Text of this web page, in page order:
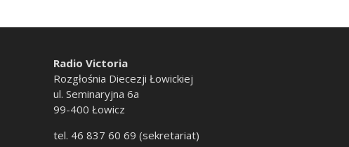
Radio Victoria
Rozgłośnia Diecezji Łowickiej
ul. Seminaryjna 6a
99-400 Łowicz
tel. 46 837 60 69 (sekretariat)